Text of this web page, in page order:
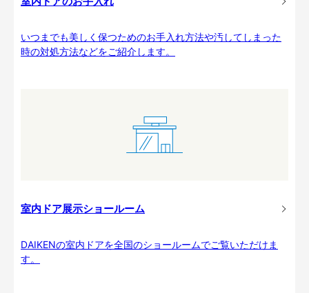
いつまでも美しく保つためのお手入れ方法や汚してしまった
時の対処方法などをご紹介します。
室内ドア展示ショールーム
DAIKENの室内ドアを全国のショールームでご覧いただけま
す。